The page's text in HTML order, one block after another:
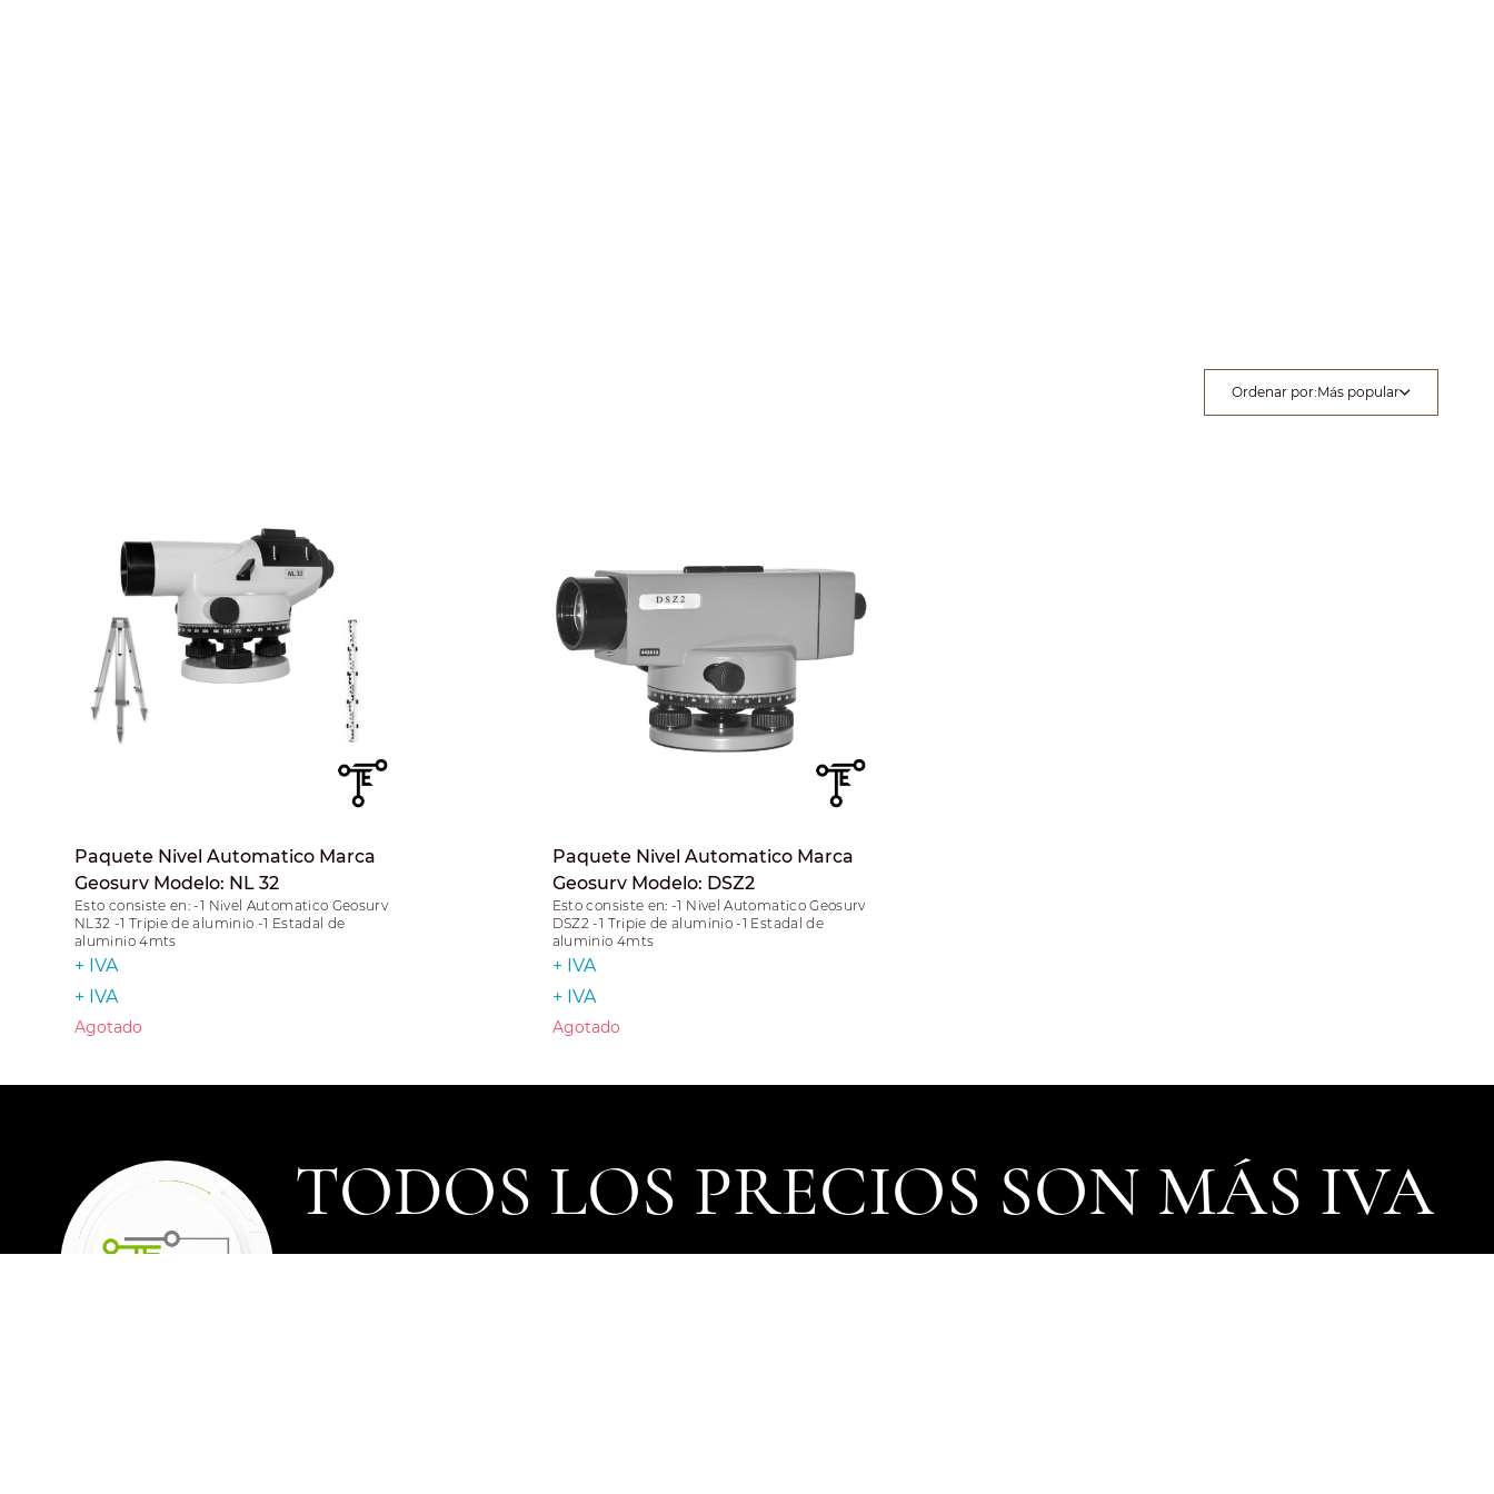
Ordenar por:Más popular
Paquete Nivel Automatico Marca
Geosurv Modelo: NL 32
Esto consiste en: -1 Nivel Automatico Geosurv
NL32 -1 Tripie de aluminio -1 Estadal de
aluminio 4mts
+ IVA
+ IVA
Agotado
Paquete Nivel Automatico Marca
Geosurv Modelo: DSZ2
Esto consiste en: -1 Nivel Automatico Geosurv
DSZ2 -1 Tripie de aluminio -1 Estadal de
aluminio 4mts
+ IVA
+ IVA
Agotado
TODOS LOS PRECIOS SON MÁS IVA